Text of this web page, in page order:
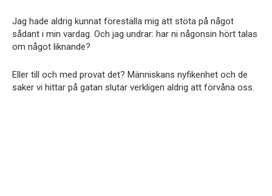
Jag hade aldrig kunnat föreställa mig att stöta på något
sådant i min vardag. Och jag undrar: har ni någonsin hört talas
om något liknande?
Eller till och med provat det? Människans nyfikenhet och de
saker vi hittar på gatan slutar verkligen aldrig att förvåna oss.